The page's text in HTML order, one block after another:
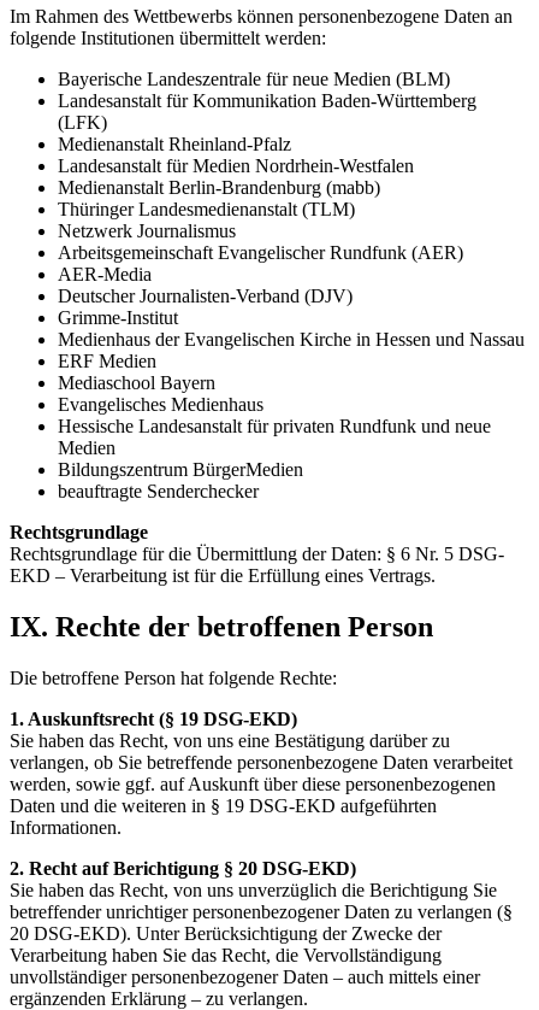
Im Rahmen des Wettbewerbs können personenbezogene Daten an
folgende Institutionen übermittelt werden:
Bayerische Landeszentrale für neue Medien (BLM)
Landesanstalt für Kommunikation Baden-Württemberg
(LFK)
Medienanstalt Rheinland-Pfalz
Landesanstalt für Medien Nordrhein-Westfalen
Medienanstalt Berlin-Brandenburg (mabb)
Thüringer Landesmedienanstalt (TLM)
Netzwerk Journalismus
Arbeitsgemeinschaft Evangelischer Rundfunk (AER)
AER-Media
Deutscher Journalisten-Verband (DJV)
Grimme-Institut
Medienhaus der Evangelischen Kirche in Hessen und Nassau
ERF Medien
Mediaschool Bayern
Evangelisches Medienhaus
Hessische Landesanstalt für privaten Rundfunk und neue
Medien
Bildungszentrum BürgerMedien
beauftragte Senderchecker
Rechtsgrundlage
Rechtsgrundlage für die Übermittlung der Daten: § 6 Nr. 5 DSG-
EKD – Verarbeitung ist für die Erfüllung eines Vertrags.
IX. Rechte der betroffenen Person
Die betroffene Person hat folgende Rechte:
1. Auskunftsrecht (§ 19 DSG-EKD)
Sie haben das Recht, von uns eine Bestätigung darüber zu
verlangen, ob Sie betreffende personenbezogene Daten verarbeitet
werden, sowie ggf. auf Auskunft über diese personenbezogenen
Daten und die weiteren in § 19 DSG-EKD aufgeführten
Informationen.
2. Recht auf Berichtigung § 20 DSG-EKD)
Sie haben das Recht, von uns unverzüglich die Berichtigung Sie
betreffender unrichtiger personenbezogener Daten zu verlangen (§
20 DSG-EKD). Unter Berücksichtigung der Zwecke der
Verarbeitung haben Sie das Recht, die Vervollständigung
unvollständiger personenbezogener Daten – auch mittels einer
ergänzenden Erklärung – zu verlangen.